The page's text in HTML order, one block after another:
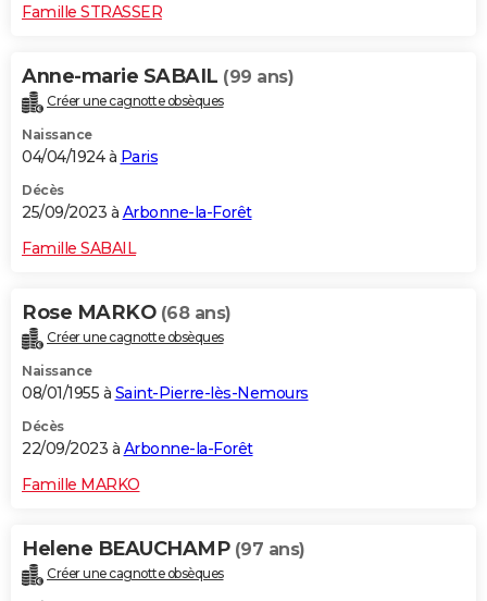
Famille STRASSER
Anne-marie SABAIL (99 ans)
Créer une cagnotte obsèques
Naissance
04/04/1924 à Paris
Décès
25/09/2023 à Arbonne-la-Forêt
Famille SABAIL
Rose MARKO (68 ans)
Créer une cagnotte obsèques
Naissance
08/01/1955 à Saint-Pierre-lès-Nemours
Décès
22/09/2023 à Arbonne-la-Forêt
Famille MARKO
Helene BEAUCHAMP (97 ans)
Créer une cagnotte obsèques